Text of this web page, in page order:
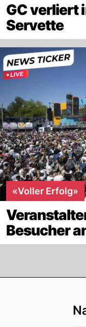
GC verliert
Servette
«Voller Erfolg»
Besucher